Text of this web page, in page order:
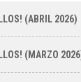
(ABRIL 2026)
(MARZO